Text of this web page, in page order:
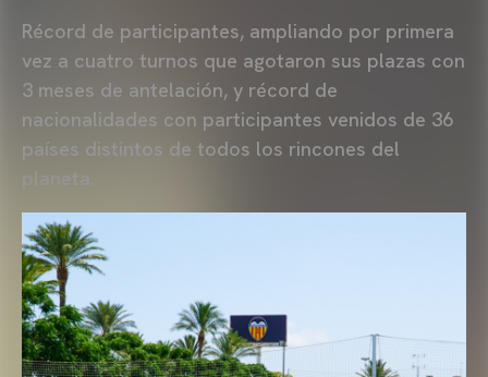
Récord de participantes, ampliando por primera
vez a cuatro turnos que agotaron sus plazas con
3 meses de antelación, y récord de
nacionalidades con participantes venidos de 36
países distintos de todos los rincones del
planeta.